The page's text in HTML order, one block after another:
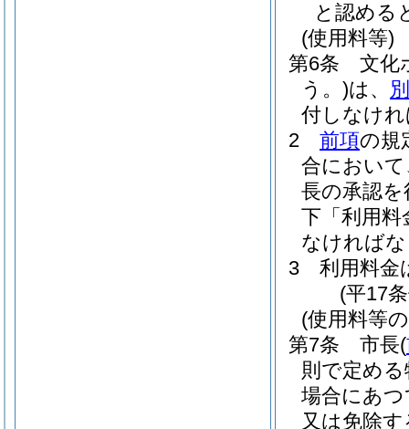
と認める
(使用料等)
第6条
文化
う。)は、
付しなけ
2
前項の規
合において
長の承認
下「利用料
なければ
3
利用料金
(平17
(使用料等
第7条
市長(
則で定め
場合にあ
又は免除